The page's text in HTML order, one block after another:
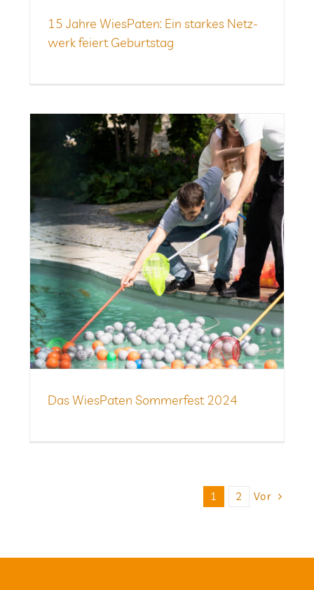
15 Jahre Wie­sPa­ten: Ein star­kes Netz­
werk fei­ert Geburtstag
Das Wie­sPa­ten Som­mer­fest 2024
1 2 Vor